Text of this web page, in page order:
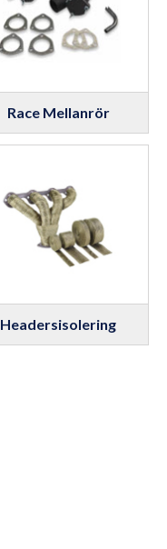
Race Mellanrör
Headersisolering